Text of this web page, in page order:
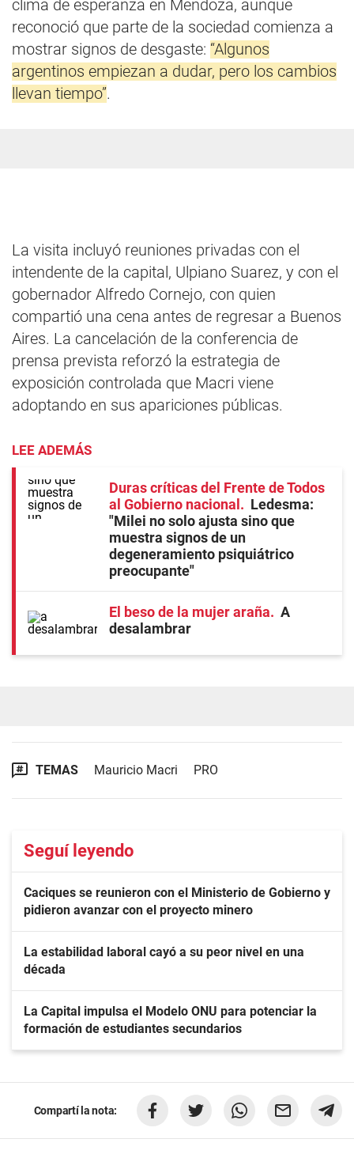
clima de esperanza en Mendoza, aunque
reconoció que parte de la sociedad comienza a
mostrar signos de desgaste: “Algunos
argentinos empiezan a dudar, pero los cambios
llevan tiempo”.
La visita incluyó reuniones privadas con el
intendente de la capital, Ulpiano Suarez, y con el
gobernador Alfredo Cornejo, con quien
compartió una cena antes de regresar a Buenos
Aires. La cancelación de la conferencia de
prensa prevista reforzó la estrategia de
exposición controlada que Macri viene
adoptando en sus apariciones públicas.
LEE ADEMÁS
Duras críticas del Frente de Todos
al Gobierno nacional
Ledesma:
"Milei no solo ajusta sino que
muestra signos de un
degeneramiento psiquiátrico
preocupante"
El beso de la mujer araña
A
desalambrar
TEMAS Mauricio Macri PRO
Seguí leyendo
Caciques se reunieron con el Ministerio de Gobierno y
pidieron avanzar con el proyecto minero
La estabilidad laboral cayó a su peor nivel en una
década
La Capital impulsa el Modelo ONU para potenciar la
formación de estudiantes secundarios
Compartí la nota: